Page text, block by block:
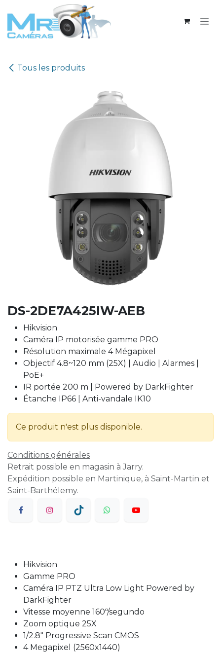
Se rendre au contenu
Tous les produits
DS-2DE7A425IW-AEB
Hikvision
Caméra IP motorisée gamme PRO
Résolution maximale 4 Mégapixel
Objectif 4.8~120 mm (25X) | Audio | Alarmes |
PoE+
IR portée 200 m | Powered by DarkFighter
Étanche IP66 | Anti-vandale IK10
Ce produit n'est plus disponible.
Conditions générales
Retrait possible en magasin à Jarry.
Expédition possible en Martinique, à Saint-Martin et
Saint-Barthélemy.
Hikvision
Gamme PRO
Caméra IP PTZ Ultra Low Light Powered by
DarkFighter
Vitesse moyenne 160º/segundo
Zoom optique 25X
1/2.8" Progressive Scan CMOS
4 Megapixel (2560x1440)